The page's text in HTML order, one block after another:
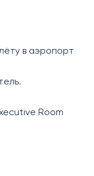
в аэропорт
Room